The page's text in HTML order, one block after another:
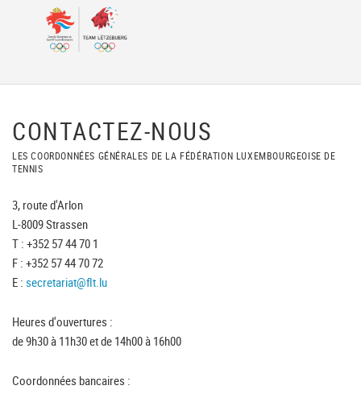
CONTACTEZ-NOUS
LES COORDONNÉES GÉNÉRALES DE LA FÉDÉRATION LUXEMBOURGEOISE DE
TENNIS
3, route d'Arlon
L-8009 Strassen
T : +352 57 44 70 1
F : +352 57 44 70 72
E : secretariat@flt.lu
Heures d'ouvertures :
de 9h30 à 11h30 et de 14h00 à 16h00
Coordonnées bancaires :